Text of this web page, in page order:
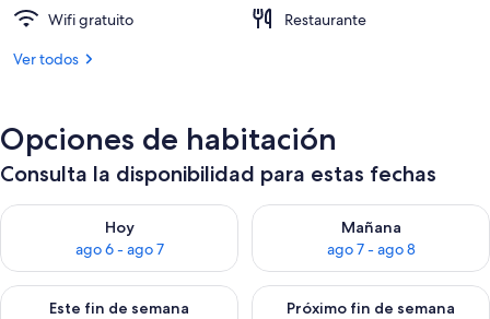
Wifi gratuito
Restaurante
Ver todos
Opciones de habitación
Consulta la disponibilidad para estas fechas
Hoy
ago 6 - ago 7
Consulta la disponibilidad para hoy ago 6 - ago 7
Mañana
ago 7 - ago 8
Consulta la disponibilidad
Este fin de semana
Consulta la disponibilidad para este fin de semana ago 7 -
Próximo fin de semana
Consulta la disponibilidad